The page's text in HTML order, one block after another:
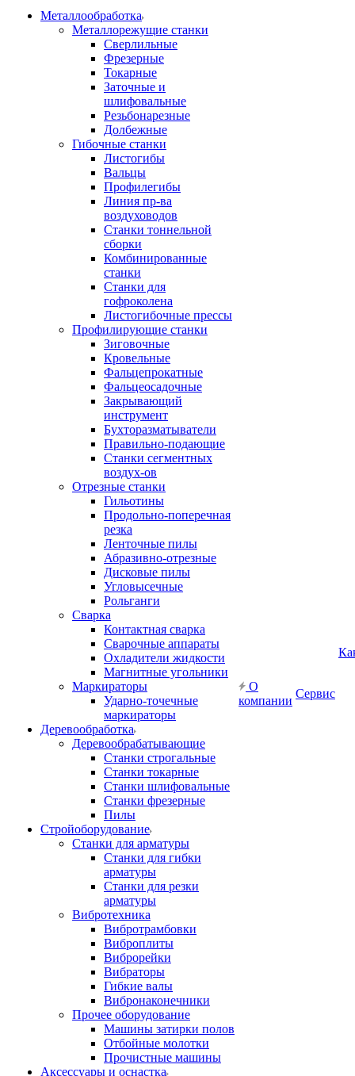
Металлообработка
Металлорежущие станки
Сверлильные
Фрезерные
Токарные
Заточные и
шлифовальные
Резьбонарезные
Долбежные
Гибочные станки
Листогибы
Вальцы
Профилегибы
Линия пр-ва
воздуховодов
Станки тоннельной
сборки
Комбинированные
станки
Станки для
гофроколена
Листогибочные прессы
Профилирующие станки
Зиговочные
Кровельные
Фальцепрокатные
Фальцеосадочные
Закрывающий
инструмент
Бухторазматыватели
Правильно-подающие
Станки сегментных
воздух-ов
Отрезные станки
Гильотины
Продольно-поперечная
резка
Ленточные пилы
Абразивно-отрезные
Дисковые пилы
Угловысечные
Рольганги
Сварка
Контактная сварка
Сварочные аппараты
Охладители жидкости
Магнитные угольники
Маркираторы
Ударно-точечные
маркираторы
Деревообработка
Деревообрабатывающие
Станки строгальные
Станки токарные
Станки шлифовальные
Станки фрезерные
Пилы
Стройоборудование
Станки для арматуры
Станки для гибки
арматуры
Станки для резки
арматуры
Вибротехника
Вибротрамбовки
Виброплиты
Виброрейки
Вибраторы
Гибкие валы
Вибронаконечники
Прочее оборудование
Машины затирки полов
Отбойные молотки
Прочистные машины
Аксeccyapы и оснастка
О
компании
Сервис